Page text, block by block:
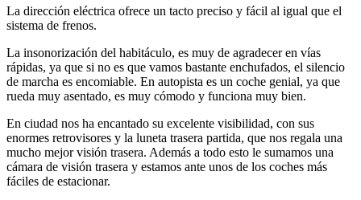
La dirección eléctrica ofrece un tacto preciso y fácil al igual que el
sistema de frenos.
La insonorización del habitáculo, es muy de agradecer en vías
rápidas, ya que si no es que vamos bastante enchufados, el silencio
de marcha es encomiable. En autopista es un coche genial, ya que
rueda muy asentado, es muy cómodo y funciona muy bien.
En ciudad nos ha encantado su excelente visibilidad, con sus
enormes retrovisores y la luneta trasera partida, que nos regala una
mucho mejor visión trasera. Además a todo esto le sumamos una
cámara de visión trasera y estamos ante unos de los coches más
fáciles de estacionar.